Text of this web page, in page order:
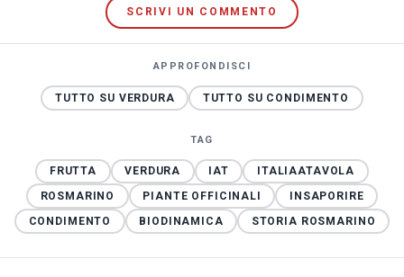
SCRIVI UN COMMENTO
APPROFONDISCI
TUTTO SU VERDURA TUTTO SU CONDIMENTO
TAG
FRUTTA VERDURA IAT
ITALIAATAVOLA
ROSMARINO
PIANTE OFFICINALI
INSAPORIRE
CONDIMENTO
BIODINAMICA STORIA ROSMARINO